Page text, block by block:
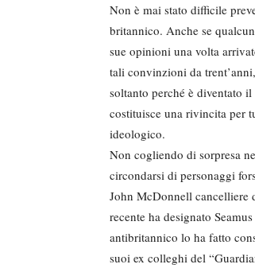
Non è mai stato difficile
britannico. Anche se
sue opinioni una volta
tali convinzioni da
soltanto perché è diventato
costituisce una rivincita per
ideologico.
Non cogliendo di sorpresa
circondarsi di personaggi
John McDonnell cancelliere
recente ha designato
antibritannico lo ha fatto
suoi ex colleghi del